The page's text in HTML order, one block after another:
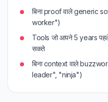
बिना proof वाले generic
worker")
Tools जो आपने 5 years
सकते
बिना context वाले
leader", "ninja")